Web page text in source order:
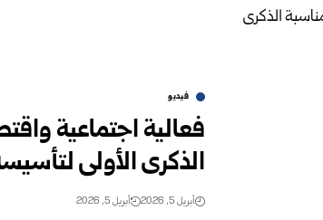
فيديو
فعالية اجتماعية
الذكرى الأولى
أبريل 5, 2026 أبريل 5, 2026